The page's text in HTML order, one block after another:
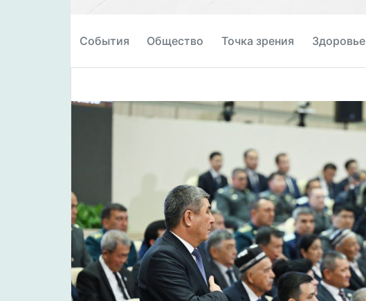
События Общество Точка зрения Здоровье